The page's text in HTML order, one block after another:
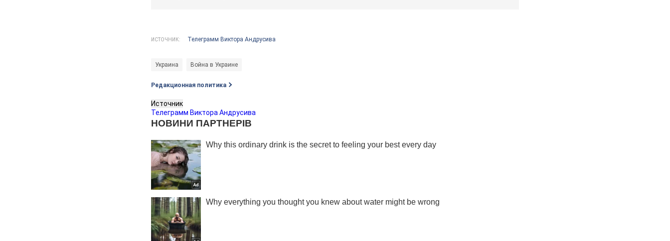
ИСТОЧНИК: Телеграмм Виктора Андрусива
Украина Война в Украине
Редакционная политика
Источник
Телеграмм Виктора Андрусива